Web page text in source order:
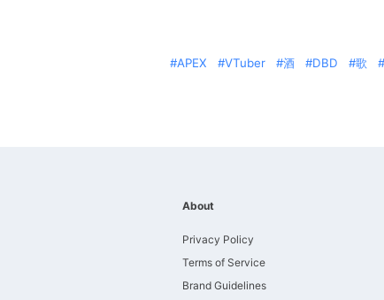
APEX VTuber 酒 DBD 歌
About
Privacy Policy
Terms of Service
Brand Guidelines